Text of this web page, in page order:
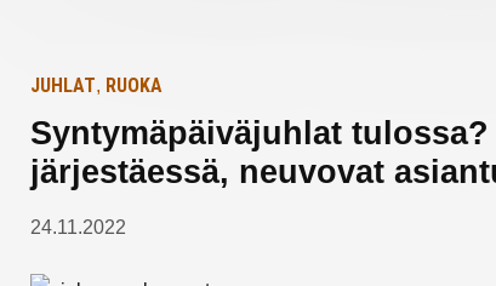
JUHLAT, RUOKA
Syntymäpäiväjuhlat
järjestäessä, neuvovat
24.11.2022